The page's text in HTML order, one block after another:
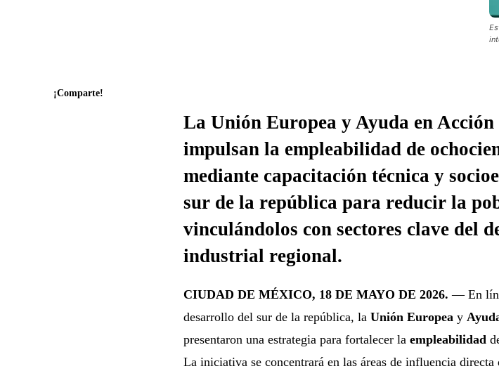
¡Comparte!
La Unión Europea y Ayuda en Acción
impulsan la empleabilidad de
mediante capacitación técnica y
sur de la república para reducir la
vinculándolos con sectores clave del
industrial regional.
CIUDAD DE MÉXICO, 18 DE MAYO DE 2026. — En
desarrollo del sur de la república, la Unión Europea y
presentaron una estrategia para fortalecer la empleabilidad
La iniciativa se concentrará en las áreas de influencia directa